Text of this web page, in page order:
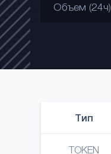
Объем (24ч)
Тип
TOKEN